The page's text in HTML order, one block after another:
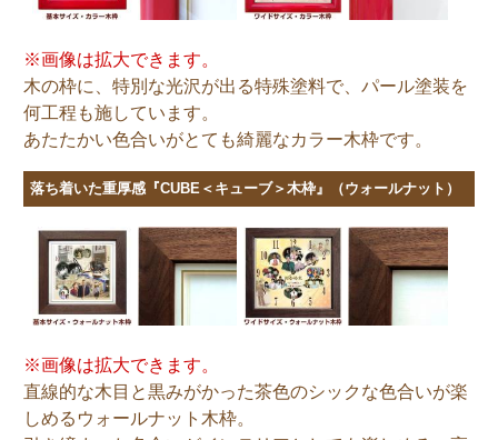
※画像は拡大できます。
木の枠に、特別な光沢が出る特殊塗料で、 パール塗装を
何工程も施しています。
あたたかい色合いがとても綺麗なカラー木枠です。
落ち着いた重厚感『CUBE＜キューブ＞木枠』（ウォールナット）
※画像は拡大できます。
直線的な木目と黒みがかった茶色のシックな色合いが楽
しめるウォールナット木枠。